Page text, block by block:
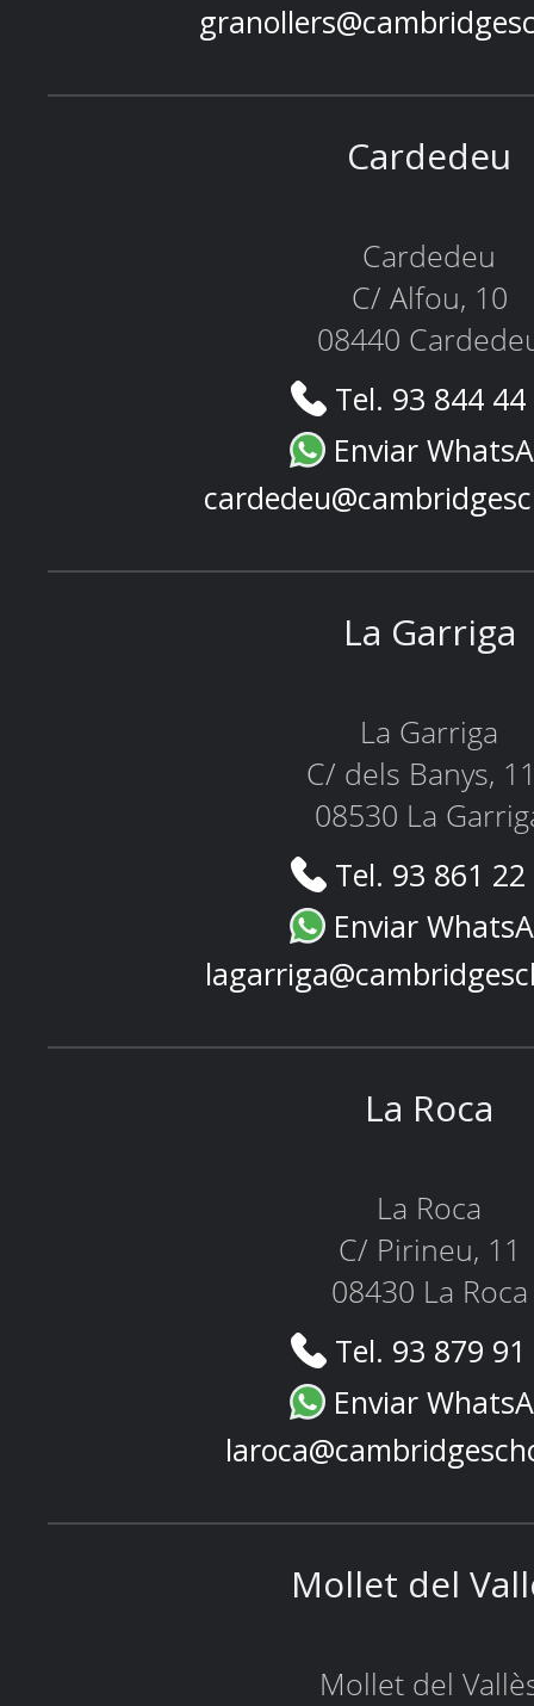
Cardedeu
Cardedeu
C/ Alfou, 10
08440
Tel. 93 844
Enviar
La Garriga
La Garriga
C/ dels Banys,
08530 La
Tel. 93 861
Enviar
La Roca
La Roca
C/ Pirineu, 11
08430 La Roca
Tel. 93 879
Enviar
Mollet del
Mollet del